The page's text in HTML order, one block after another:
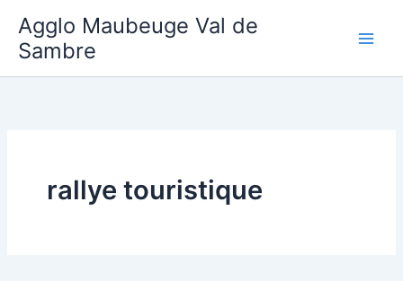
contenu
Agglo Maubeuge Val de
Sambre
rallye touristique